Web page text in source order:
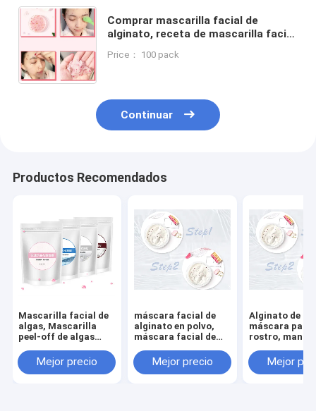
Comprar mascarilla facial de
alginato, receta de mascarilla facial
off de alginato para todo tipo de
Price： 100 pack
Continuar
Productos Recomendados
Mascarilla facial de
algas, Mascarilla
peel-off de algas
Mejor precio
máscara facial de
alginato en polvo,
máscara facial de
de vitamina E (azul)
Mejor precio
Alginato de la
máscara para
rostro,
sodio Alginato
máscara para
Mejor